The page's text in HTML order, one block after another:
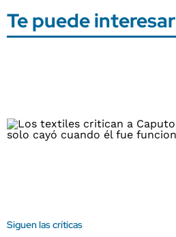
Te puede interesar
Siguen las críticas